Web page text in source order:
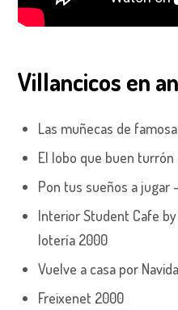
Villancicos en
Las muñecas de
El lobo que buen turrón
Pon tus sueños a jugar
Interior Student Cafe
lotería 2000
Vuelve a casa por
Freixenet 2000